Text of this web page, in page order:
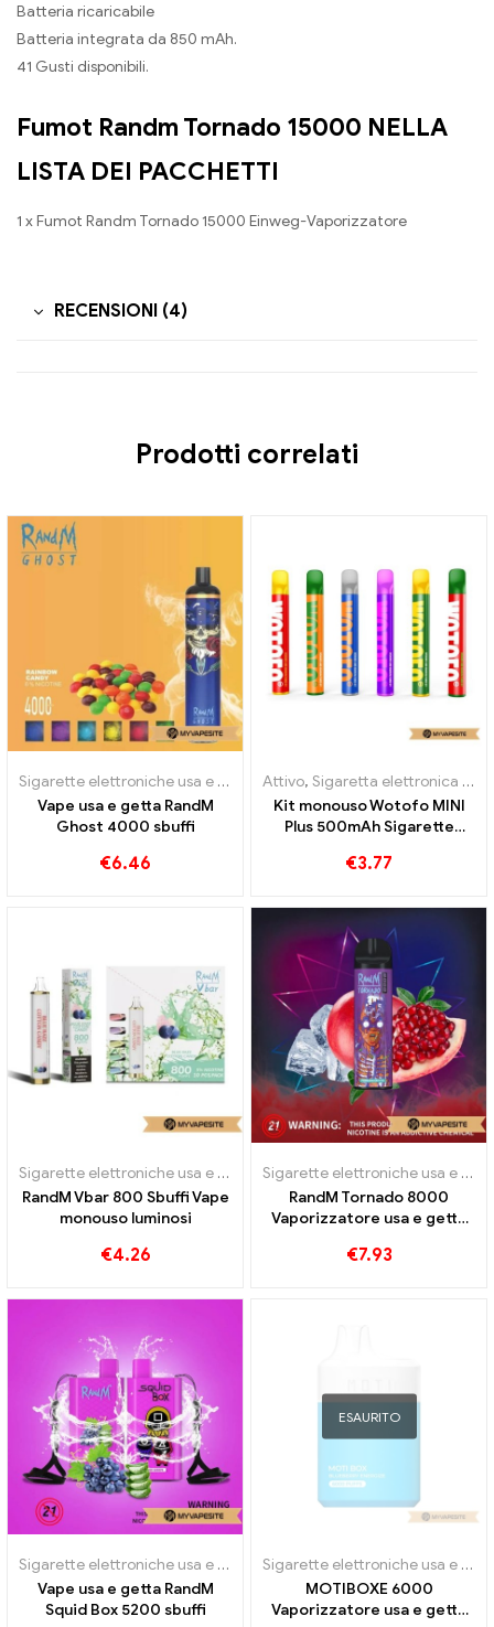
Batteria ricaricabile
Batteria integrata da 850 mAh.
41 Gusti disponibili.
Fumot Randm Tornado 15000 NELLA
LISTA DEI PACCHETTI
1 x Fumot Randm Tornado 15000 Einweg-Vaporizzatore
RECENSIONI (4)
Prodotti correlati
Sigarette elettroniche usa e getta
Vape usa e getta RandM
Ghost 4000 sbuffi
€6.46
Attivo, Sigaretta elettronica usa e getta con nicotina
Kit monouso Wotofo MINI
Plus 500mAh Sigarette
all'ingrosso丨Personalizzato
€3.77
Sigarette elettroniche usa e getta
RandM Vbar 800 Sbuffi Vape
monouso luminosi
€4.26
Sigarette elettroniche usa e getta
RandM Tornado 8000
Vaporizzatore usa e getta
€7.93
Sigarette elettroniche usa e getta
Vape usa e getta RandM
Squid Box 5200 sbuffi
ESAURITO
Sigarette elettroniche usa e getta
MOTIBOXE 6000
Vaporizzatore usa e getta